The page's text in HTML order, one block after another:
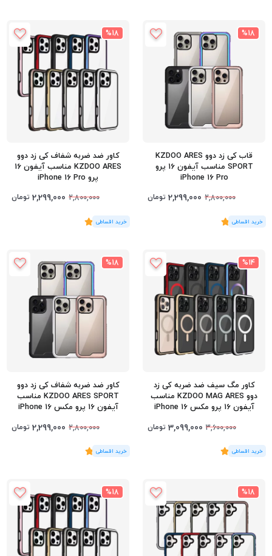
%18
قاب کی زد دوو KZDOO ARES
SPORT مناسب آیفون 16 پرو
iPhone 16 Pro
2,800,000
2,299,000 تومان
(2 رای)
5
%18
کاور ضد ضربه شفاف کی زد دوو
KZDOO ARES مناسب آیفون 16
پرو iPhone 16 Pro
2,800,000
2,299,000 تومان
(3 رای)
5
%14
کاور مگ سیف ضد ضربه کی زد
دوو KZDOO MAG ARES مناسب
آیفون 16 پرو مکس iPhone 16
3,600,000
3,099,000 تومان
(3 رای)
5
%18
کاور ضد ضربه شفاف کی زد دوو
KZDOO ARES SPORT مناسب
آیفون 16 پرو مکس iPhone 16
2,800,000
2,299,000 تومان
(4 رای)
5
%18
%18